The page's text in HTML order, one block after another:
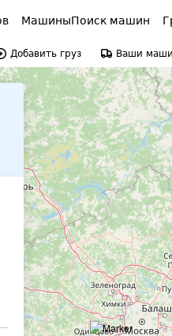
МашиныПоиск машин
Добавить груз Ваши